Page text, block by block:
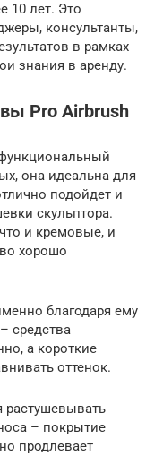
10 лет. Это
консультанты,
в рамках
знания в аренду.
Pro Airbrush
она идеальна для
подойдет и
скульптора.
и кремовые, и
хорошо
благодаря ему
средства
а короткие
оттенок.
растушевывать
– покрытие
продлевает